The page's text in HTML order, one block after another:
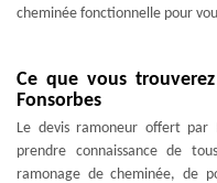
cheminée fonctionnelle pour
Ce que vous
Fonsorbes
Le devis ramoneur offert par
prendre connaissance de
ramonage de cheminée, de